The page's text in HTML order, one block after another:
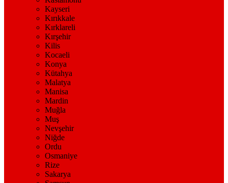
Kayseri
Kırıkkale
Kırklareli
Kırşehir
Kilis
Kocaeli
Konya
Kütahya
Malatya
Manisa
Mardin
Muğla
Muş
Nevşehir
Niğde
Ordu
Osmaniye
Rize
Sakarya